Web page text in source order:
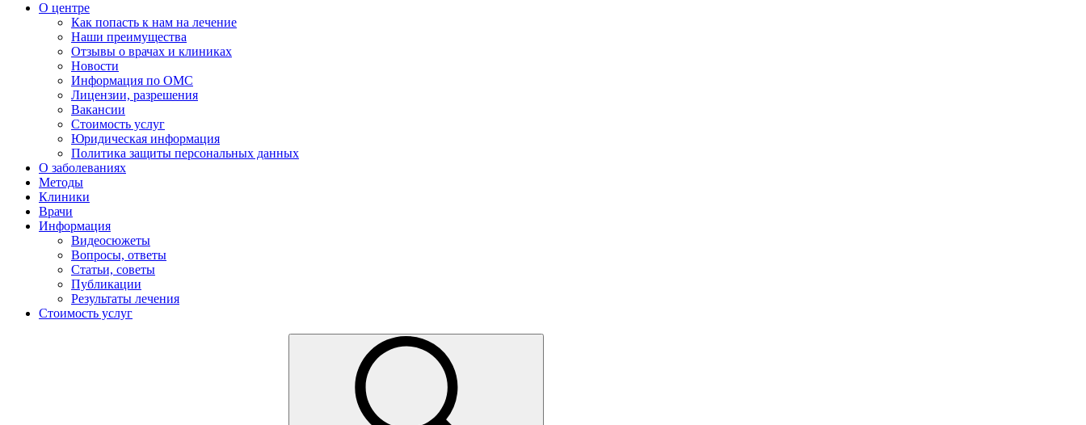
О центре
Как попасть к нам на лечение
Наши преимущества
Отзывы о врачах и клиниках
Новости
Информация по ОМС
Лицензии, разрешения
Вакансии
Стоимость услуг
Юридическая информация
Политика защиты персональных данных
О заболеваниях
Методы
Клиники
Врачи
Информация
Видеосюжеты
Вопросы, ответы
Статьи, советы
Публикации
Результаты лечения
Стоимость услуг